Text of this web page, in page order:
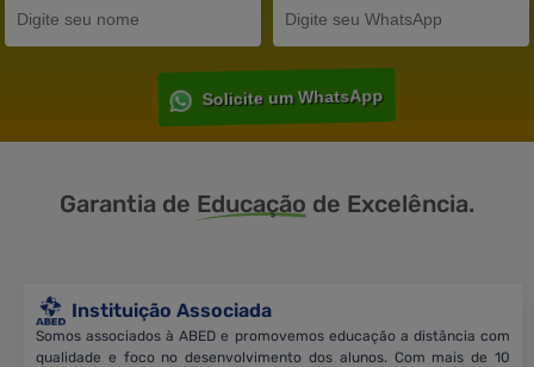
Solicite um WhatsApp
Garantia de Educação de Excelência.
Instituição Associada
Somos associados à ABED e promovemos educação a distância com
qualidade e foco no desenvolvimento dos alunos. Com mais de 10